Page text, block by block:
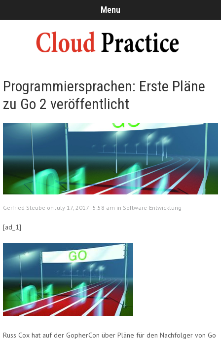
Menu
Programmiersprachen: Erste Pläne
zu Go 2 veröffentlicht
Gerfried Steube on July 17, 2017 - 5:58 am in Software-Entwicklung
[ad_1]
Russ Cox hat auf der GopherCon über Pläne für den Nachfolger von Go